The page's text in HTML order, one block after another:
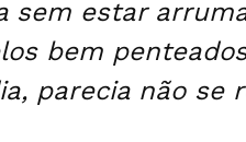
sem estar
bem
parecia não se